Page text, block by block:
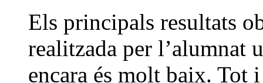
Els principals resultats
realitzada per l’alumnat
encara és molt baix. Tot